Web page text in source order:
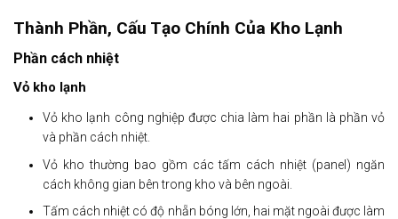
Thành Phần, Cấu Tạo Chính Của Kho Lạnh
Phần cách nhiệt
Vỏ kho lạnh
Vỏ kho lạnh công nghiệp được chia làm hai phần là phần vỏ
và phần cách nhiệt.
Vỏ kho thường bao gồm các tấm cách nhiệt (panel) ngăn
cách không gian bên trong kho và bên ngoài.
Tấm cách nhiệt có độ nhẵn bóng lớn, hai mặt ngoài được làm